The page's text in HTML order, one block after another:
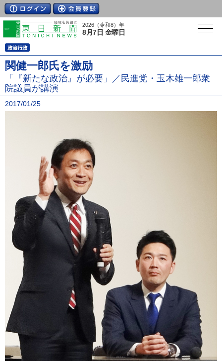
2026（令和8）年
8月7日 金曜日
関健一郎氏を激励
「『新たな政治』が必要」／民進党・玉木雄一郎衆
院議員が講演
2017/01/25